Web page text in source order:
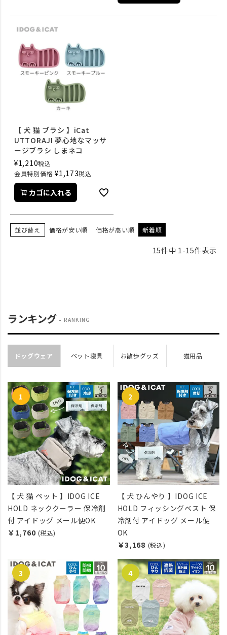
【 犬 猫 ブラシ 】iCat
UTTORAJI 夢心地なマッサ
ージブラシ しまネコ
¥1,210税込
会員特別価格 ¥1,173税込
カゴに入れる
並び替え 価格が安い順 価格が高い順 新着順
15件中 1-15件表示
ランキング RANKING
ドッグウェア ペット寝具 お散歩グッズ 猫用品
【 犬 猫 ペット 】IDOG ICE
HOLD ネッククーラー 保冷剤
付 アイドッグ メール便OK
￥1,760 (税込)
【 犬 ひんやり 】IDOG ICE
HOLD フィッシングベスト 保
冷剤付 アイドッグ メール便
OK
￥3,168 (税込)